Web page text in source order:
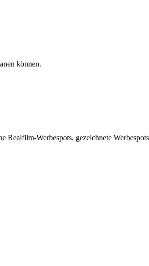
können.
Realfilm-Werbespots, gezeichnete